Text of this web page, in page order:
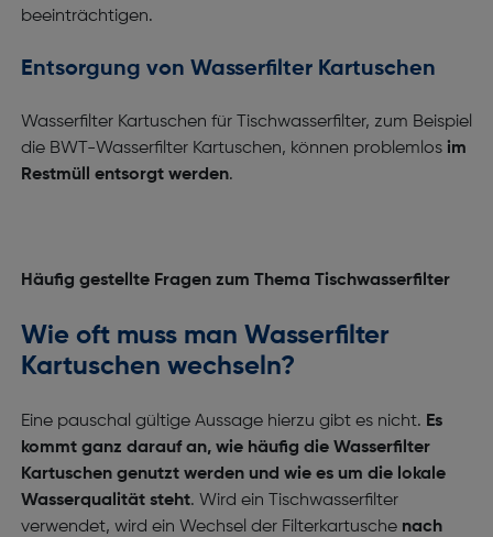
beeinträchtigen.
Entsorgung von Wasserfilter Kartuschen
Wasserfilter Kartuschen für Tischwasserfilter, zum Beispiel
die BWT-Wasserfilter Kartuschen, können problemlos im
Restmüll entsorgt werden.
Häufig gestellte Fragen zum Thema Tischwasserfilter
Wie oft muss man Wasserfilter
Kartuschen wechseln?
Eine pauschal gültige Aussage hierzu gibt es nicht. Es
kommt ganz darauf an, wie häufig die Wasserfilter
Kartuschen genutzt werden und wie es um die lokale
Wasserqualität steht. Wird ein Tischwasserfilter
verwendet, wird ein Wechsel der Filterkartusche nach